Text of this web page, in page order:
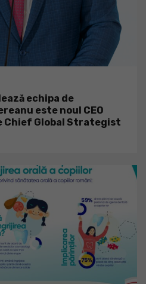
echipa de
este noul CEO
Chief Global Strategist